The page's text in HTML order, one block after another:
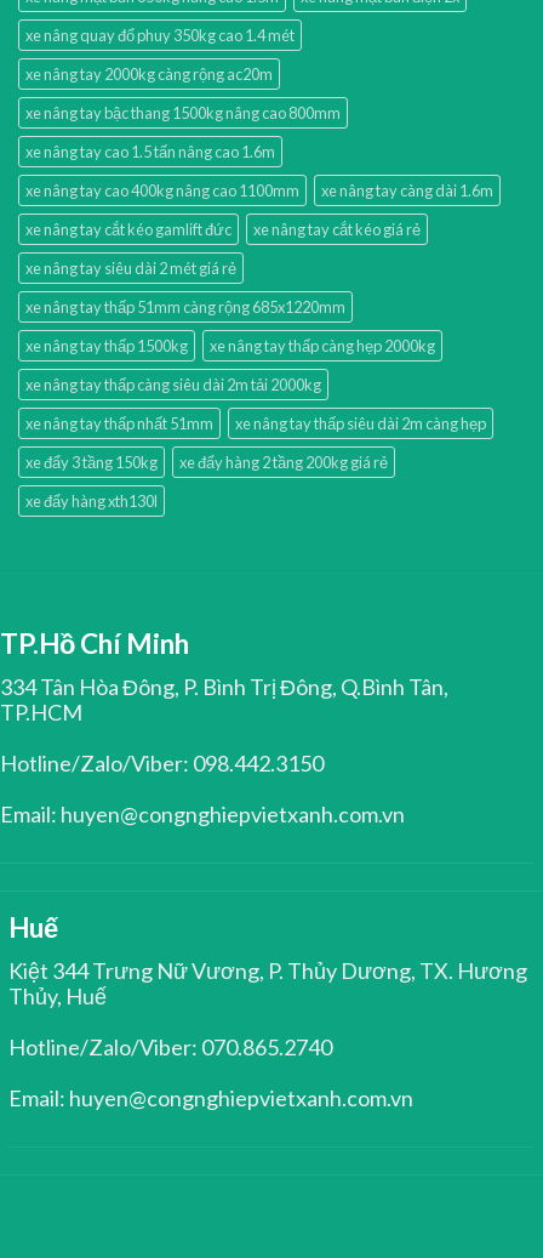
xe nâng quay đổ phuy 350kg cao 1.4 mét
xe nâng tay 2000kg càng rộng ac20m
xe nâng tay bậc thang 1500kg nâng cao 800mm
xe nâng tay cao 1.5 tấn nâng cao 1.6m
xe nâng tay cao 400kg nâng cao 1100mm
xe nâng tay càng dài 1.6m
xe nâng tay cắt kéo gamlift đức
xe nâng tay cắt kéo giá rẻ
xe nâng tay siêu dài 2 mét giá rẻ
xe nâng tay thấp 51mm càng rộng 685x1220mm
xe nâng tay thấp 1500kg
xe nâng tay thấp càng hẹp 2000kg
xe nâng tay thấp càng siêu dài 2m tải 2000kg
xe nâng tay thấp nhất 51mm
xe nâng tay thấp siêu dài 2m càng hẹp
xe đẩy 3 tầng 150kg
xe đẩy hàng 2 tầng 200kg giá rẻ
xe đẩy hàng xth130l
TP.Hồ Chí Minh
334 Tân Hòa Đông, P. Bình Trị Đông, Q.Bình Tân,
TP.HCM
Hotline/Zalo/Viber: 098.442.3150
Email: huyen@congnghiepvietxanh.com.vn
Huế
Kiệt 344 Trưng Nữ Vương, P. Thủy Dương, TX. Hương
Thủy, Huế
Hotline/Zalo/Viber: 070.865.2740
Email: huyen@congnghiepvietxanh.com.vn